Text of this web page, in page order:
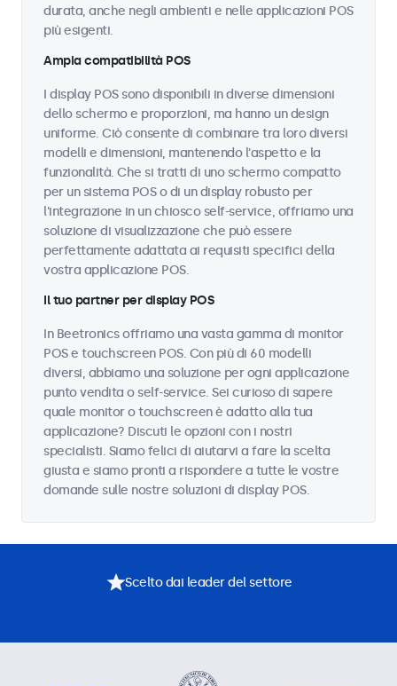
durata, anche negli ambienti e nelle applicazioni POS
più esigenti.
Ampia compatibilità POS
I display POS sono disponibili in diverse dimensioni
dello schermo e proporzioni, ma hanno un design
uniforme. Ciò consente di combinare tra loro diversi
modelli e dimensioni, mantenendo l'aspetto e la
funzionalità. Che si tratti di uno schermo compatto
per un sistema POS o di un display robusto per
l'integrazione in un chiosco self-service, offriamo una
soluzione di visualizzazione che può essere
perfettamente adattata ai requisiti specifici della
vostra applicazione POS.
Il tuo partner per display POS
In Beetronics offriamo una vasta gamma di monitor
POS e touchscreen POS. Con più di 60 modelli
diversi, abbiamo una soluzione per ogni applicazione
punto vendita o self-service. Sei curioso di sapere
quale monitor o touchscreen è adatto alla tua
applicazione? Discuti le opzioni con i nostri
specialisti. Siamo felici di aiutarvi a fare la scelta
giusta e siamo pronti a rispondere a tutte le vostre
domande sulle nostre soluzioni di display POS.
Scelto dai leader del settore